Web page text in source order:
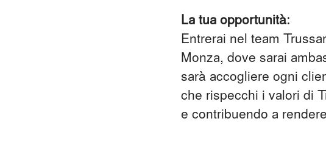
La tua opportunità:
Entrerai nel team
Monza, dove sarai
sarà accogliere ogni
che rispecchi i valori di
e contribuendo a